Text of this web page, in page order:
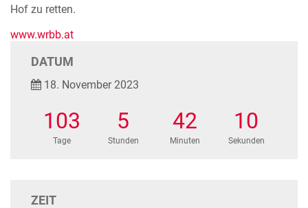
Hof zu retten.
www.wrbb.at
DATUM
18. November 2023
103
Tage
5
Stunden
42
Minuten
10
Sekunden
ZEIT